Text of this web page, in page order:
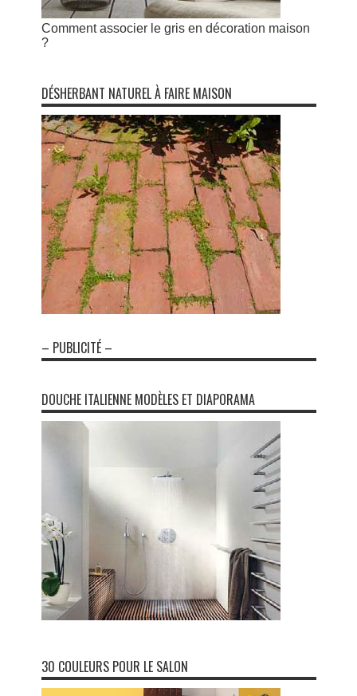
Comment associer le gris en décoration maison
?
DÉSHERBANT NATUREL À FAIRE MAISON
– PUBLICITÉ –
DOUCHE ITALIENNE MODÈLES ET DIAPORAMA
30 COULEURS POUR LE SALON